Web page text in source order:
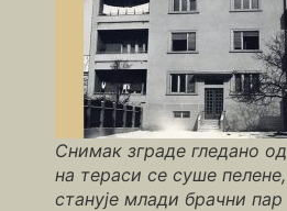
Снимак зграде гледано
на тераси се суше
станује млади брачни пар